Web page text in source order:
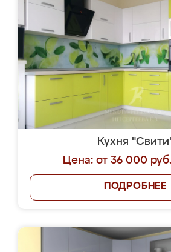
Кухня
Цена: от 36 000
ПОДРОБНЕЕ